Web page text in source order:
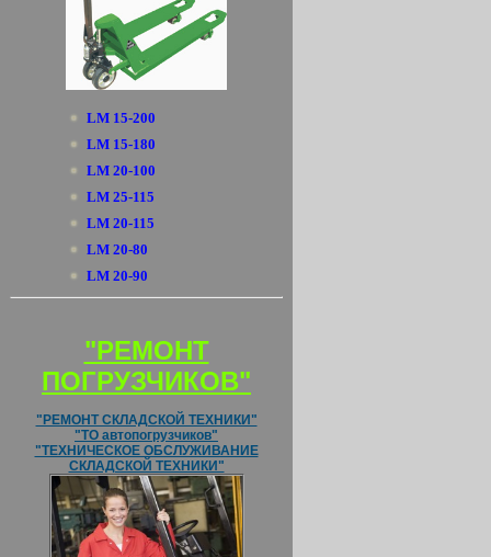
LM 15-200
LM 15-180
LM 20-100
LM 25-115
LM 20-115
LM 20-80
LM 20-90
"РЕМОНТ
ПОГРУЗЧИКОВ"
"РЕМОНТ СКЛАДСКОЙ ТЕХНИКИ"
"ТО автопогрузчиков"
"ТЕХНИЧЕСКОЕ ОБСЛУЖИВАНИЕ
СКЛАДСКОЙ ТЕХНИКИ"